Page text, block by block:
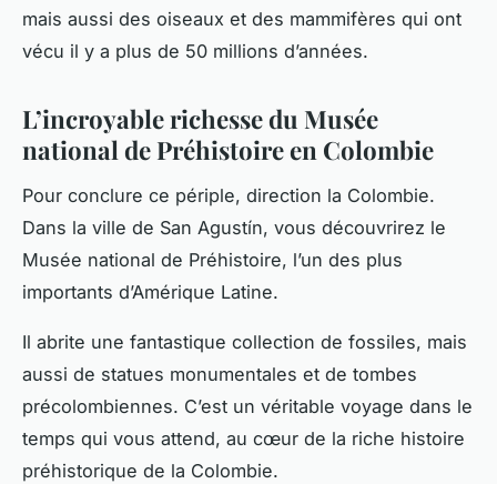
mais aussi des oiseaux et des mammifères qui ont
vécu il y a plus de 50 millions d’années.
L’incroyable richesse du Musée
national de Préhistoire en Colombie
Pour conclure ce périple, direction la Colombie.
Dans la ville de San Agustín, vous découvrirez le
Musée national de Préhistoire, l’un des plus
importants d’Amérique Latine.
Il abrite une fantastique collection de fossiles, mais
aussi de statues monumentales et de tombes
précolombiennes. C’est un véritable voyage dans le
temps qui vous attend, au cœur de la riche histoire
préhistorique de la Colombie.